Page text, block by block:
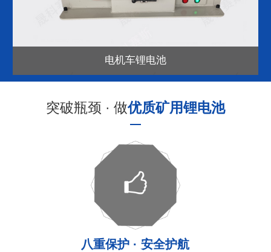
电机车锂电池
突破瓶颈 · 做优质矿用锂电池
八重保护 · 安全护航